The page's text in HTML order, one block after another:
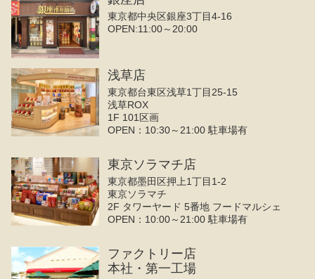
東京都中央区銀座3丁目4‐16
OPEN:11:00～20:00
浅草店
東京都台東区浅草1丁目25-15
浅草ROX
1F 101区画
OPEN：10:30～21:00 駐車場有
東京ソラマチ店
東京都墨田区押上1丁目1-2
東京ソラマチ
2F タワーヤード 5番地 フードマルシェ
OPEN：10:00～21:00 駐車場有
ファクトリー店
本社・第一工場